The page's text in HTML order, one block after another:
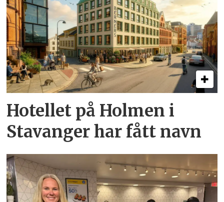
Hotellet på Holmen i
Stavanger har fått navn